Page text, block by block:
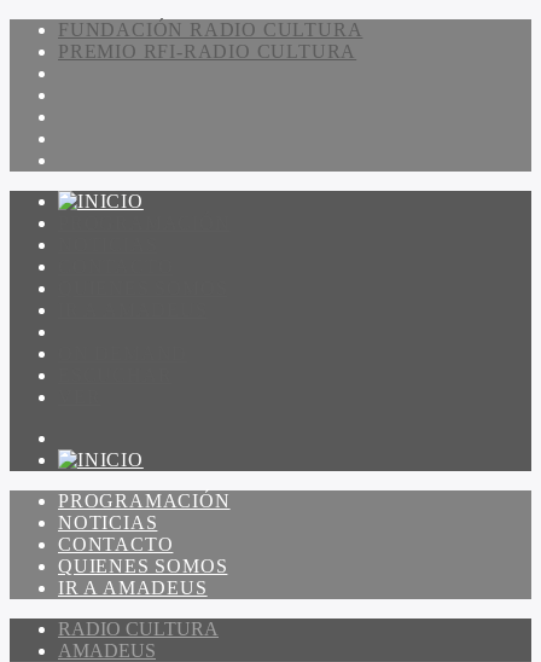
FUNDACIÓN RADIO CULTURA
PREMIO RFI-RADIO CULTURA
PROGRAMACIÓN
NOTICIAS
CONTACTO
QUIENES SOMOS
IR A AMADEUS
RADIO CULTURA
AMADEUS